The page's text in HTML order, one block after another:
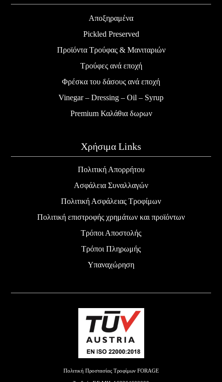
Αποξηραμένα
Pickled Preserved
Προϊόντα Τρούφας & Μανιταριών
Τρούφες ανά εποχή
Φρέσκα του δάσους ανά εποχή
Vinegar – Dressing – Oil – Syrup
Premium Καλάθια δωρων
Χρήσιμα Links
Πολιτική Απορρήτου
Ασφάλεια Συναλλαγών
Πολιτική Ασφάλειας Τροφίμων
Πολιτική επιστροφής χρημάτων και προϊόντων
Τρόποι Αποστολής
Τρόποι Πληρωμής
Υπαναχώρηση
Πολιτική Προστασίας Τροφίμων FORAGE